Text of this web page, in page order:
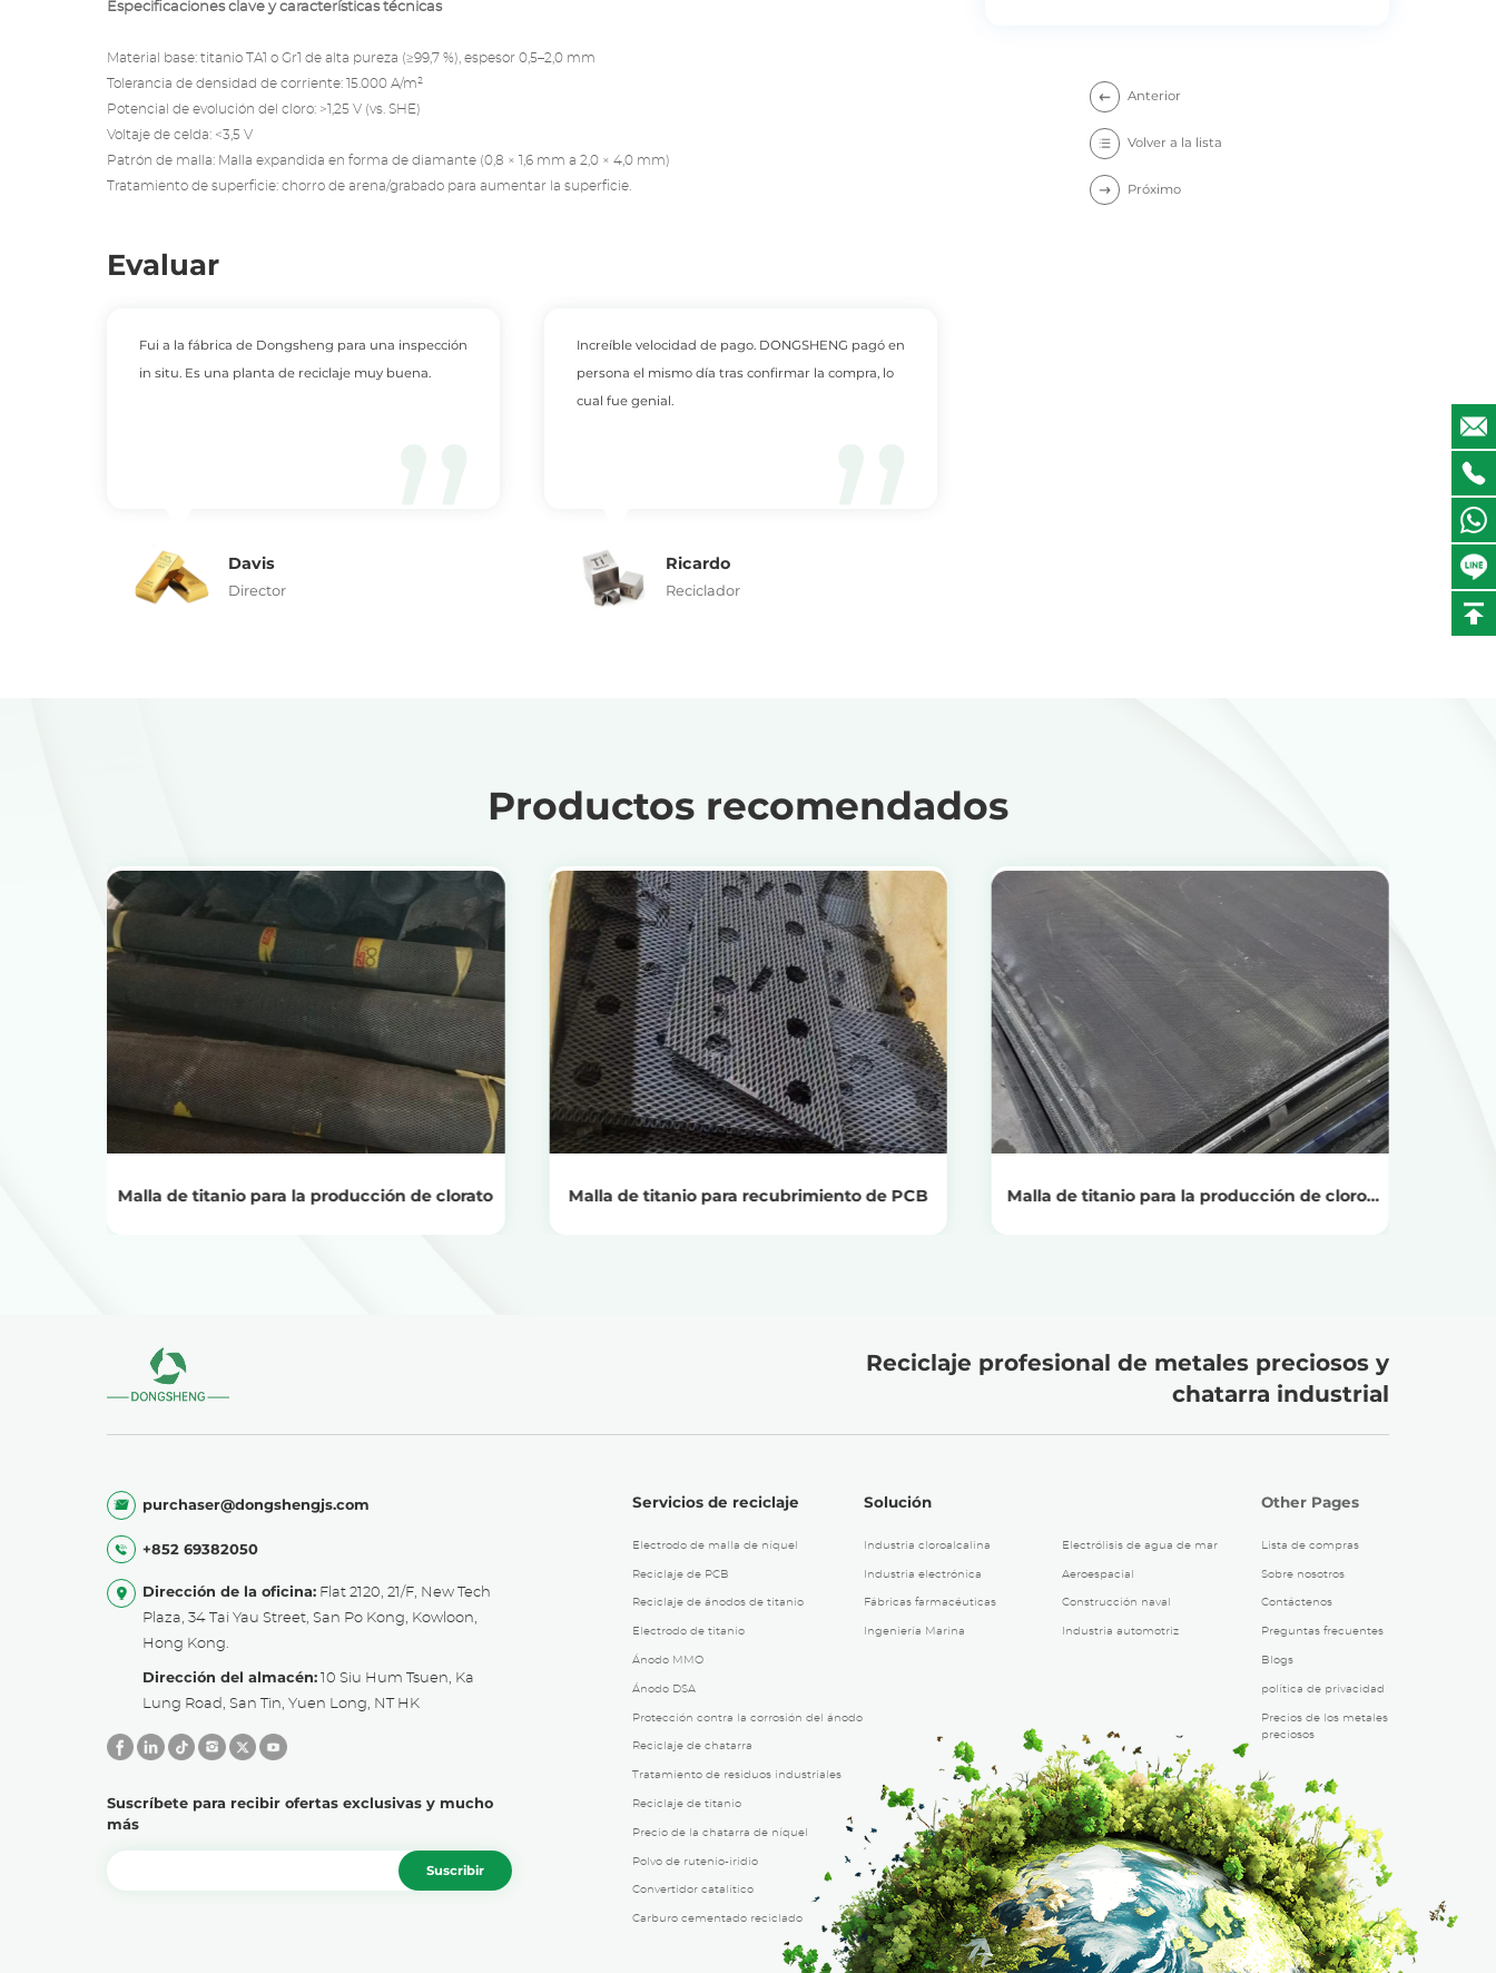
Especificaciones clave y características técnicas
Material base: titanio TA1 o Gr1 de alta pureza (≥99,7 %), espesor 0,5–2,0 mm
Tolerancia de densidad de corriente: 15.000 A/m²
Potencial de evolución del cloro: >1,25 V (vs. SHE)
Voltaje de celda: <3,5 V
Patrón de malla: Malla expandida en forma de diamante (0,8 × 1,6 mm a 2,0 × 4,0 mm)
Tratamiento de superficie: chorro de arena/grabado para aumentar la superficie.
Evaluar
Fui a la fábrica de Dongsheng para una inspección
in situ. Es una planta de reciclaje muy buena.
Davis
Director
Increíble velocidad de pago. DONGSHENG pagó en
persona el mismo día tras confirmar la compra, lo
cual fue genial.
Ricardo
Reciclador
Anterior
Volver a la lista
Próximo
Productos recomendados
Malla de titanio para la producción de clorato
Ver productos
Obtenga el precio del reciclaje
Malla de titanio para recubrimiento de PCB
Ver productos
Obtenga el precio del reciclaje
Malla de titanio para la producción de cloro-
Ver productos
Obtenga el precio del reciclaje
Reciclaje profesional de metales preciosos y
chatarra industrial
purchaser@dongshengjs.com
+852 69382050
Dirección de la oficina: Flat 2120, 21/F, New Tech
Plaza, 34 Tai Yau Street, San Po Kong, Kowloon,
Hong Kong.
Dirección del almacén: 10 Siu Hum Tsuen, Ka
Lung Road, San Tin, Yuen Long, NT HK
Suscríbete para recibir ofertas exclusivas y mucho
más
Suscribir
Servicios de reciclaje
Electrodo de malla de níquel
Reciclaje de PCB
Reciclaje de ánodos de titanio
Electrodo de titanio
Ánodo MMO
Ánodo DSA
Protección contra la corrosión del ánodo
Reciclaje de chatarra
Tratamiento de residuos industriales
Reciclaje de titanio
Precio de la chatarra de níquel
Polvo de rutenio-iridio
Convertidor catalítico
Carburo cementado reciclado
Solución
Industria cloroalcalina Electrólisis de agua de mar
Industria electrónica Aeroespacial
Fábricas farmacéuticas Construcción naval
Ingeniería Marina Industria automotriz
Other Pages
Lista de compras
Sobre nosotros
Contáctenos
Preguntas frecuentes
Blogs
política de privacidad
Precios de los metales
preciosos